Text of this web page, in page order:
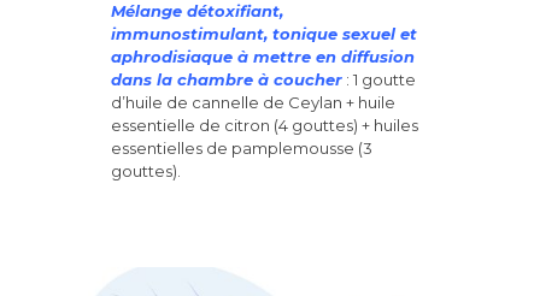
Mélange détoxifiant,
immunostimulant, tonique sexuel et
aphrodisiaque à mettre en diffusion
dans la chambre à coucher: 1 goutte
d’huile de cannelle de Ceylan + huile
essentielle de citron (4 gouttes) + huiles
essentielles de pamplemousse (3
gouttes).